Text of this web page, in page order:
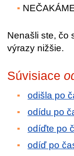
Nenašli ste, čo
výrazy nižšie.
Súvisiace
odišla po
odídu po
odíďte po
odíď po